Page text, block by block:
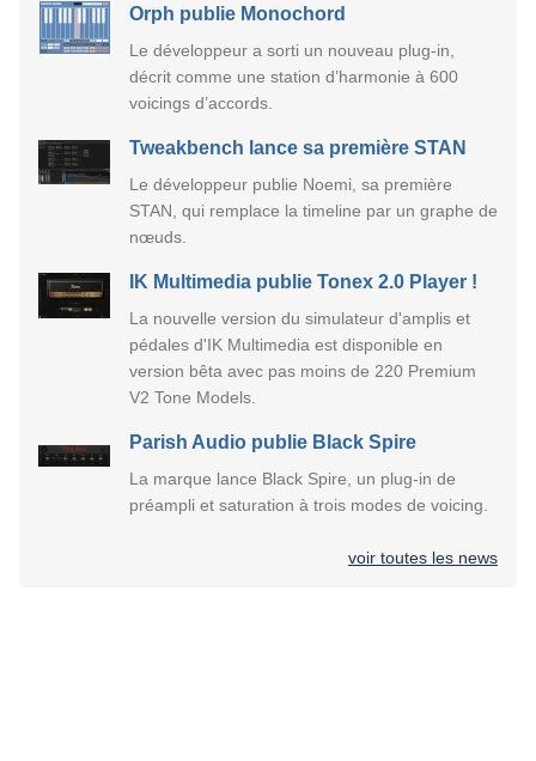
Orph publie Monochord
Le développeur a sorti un nouveau plug-in,
décrit comme une station d’harmonie à 600
voicings d’accords.
Tweakbench lance sa première STAN
Le développeur publie Noemi, sa première
STAN, qui remplace la timeline par un graphe de
nœuds.
IK Multimedia publie Tonex 2.0 Player !
La nouvelle version du simulateur d'amplis et
pédales d'IK Multimedia est disponible en
version bêta avec pas moins de 220 Premium
V2 Tone Models.
Parish Audio publie Black Spire
La marque lance Black Spire, un plug-in de
préampli et saturation à trois modes de voicing.
voir toutes les news